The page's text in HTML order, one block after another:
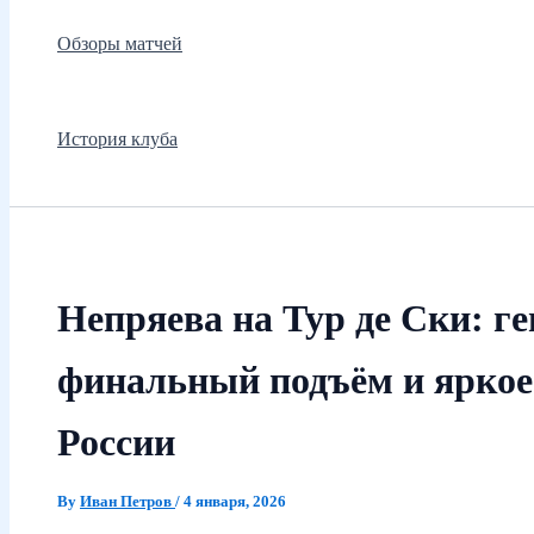
Обзоры матчей
История клуба
Непряева на Тур де Ски:
финальный подъём и
России
By Иван Петров / 4 января, 2026